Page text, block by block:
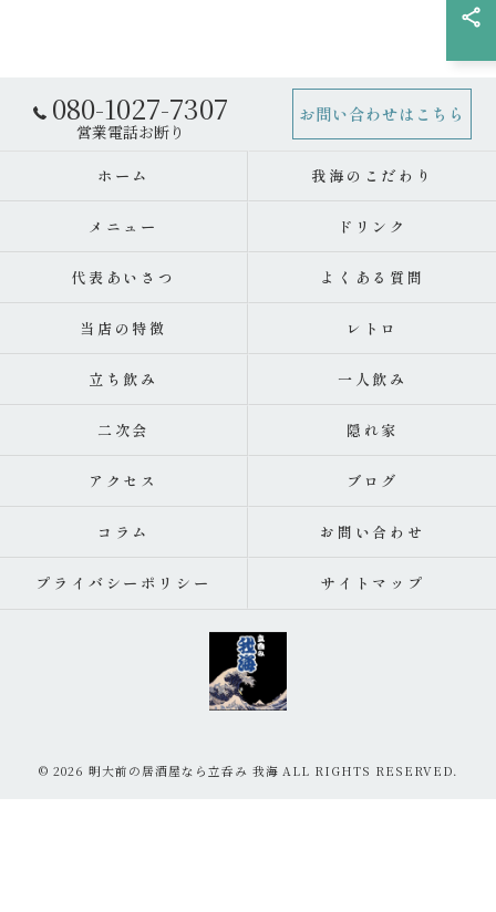
080-1027-7307 お問い合わせはこちら
ホーム 我海のこだわり
メニュー ドリンク
代表あいさつ よくある質問
当店の特徴 レトロ
立ち飲み 一人飲み
二次会 隠れ家
アクセス ブログ
コラム お問い合わせ
プライバシーポリシー サイトマップ
© 2026 明大前の居酒屋なら立呑み 我海 ALL RIGHTS RESERVED.